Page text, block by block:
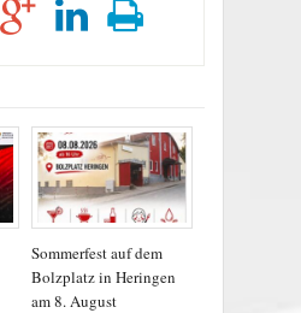
Sommerfest auf dem
Bolzplatz in Heringen
am 8. August